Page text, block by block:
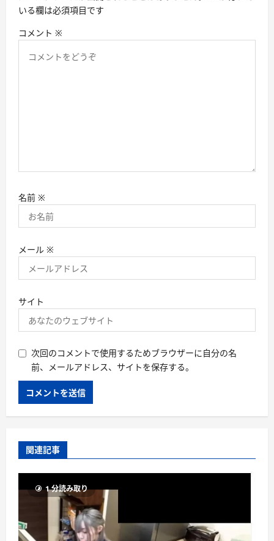
いる欄は必須項目です
コメント ※
名前 ※
メール ※
サイト
次回のコメントで使用するためブラウザーに自分の名
前、メールアドレス、サイトを保存する。
関連記事
1 分読み取り